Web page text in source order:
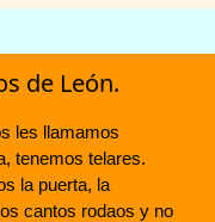
de León.
les llamamos
tenemos telares.
la puerta, la
cantos rodaos y no